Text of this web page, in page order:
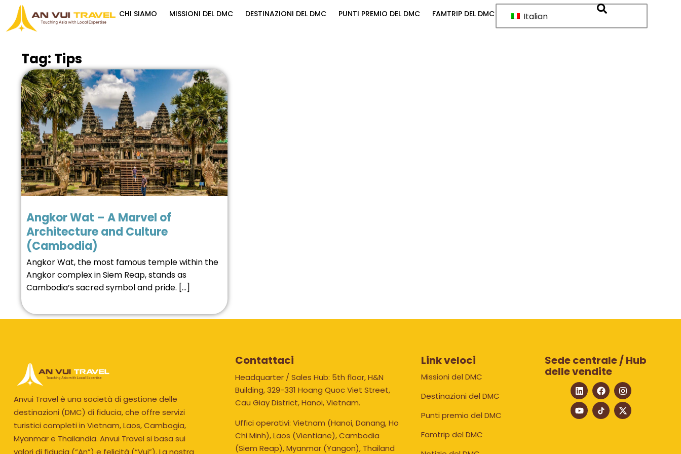
CHI SIAMO MISSIONI DEL DMC DESTINAZIONI DEL DMC PUNTI PREMIO DEL DMC FAMTRIP DEL DMC Italian
Tag: Tips
Angkor Wat – A Marvel of
Architecture and Culture
(Cambodia)
Angkor Wat, the most famous temple within the
Angkor complex in Siem Reap, stands as
Cambodia’s sacred symbol and pride. […]
Anvui Travel è una società di gestione delle
destinazioni (DMC) di fiducia, che offre servizi
turistici completi in Vietnam, Laos, Cambogia,
Myanmar e Thailandia. Anvui Travel si basa sui
valori di fiducia (“An”) e felicità (“Vui”). La nostra
Contattaci
Headquarter / Sales Hub: 5th floor, H&N
Building, 329-331 Hoang Quoc Viet Street,
Cau Giay District, Hanoi, Vietnam.
Uffici operativi: Vietnam (Hanoi, Danang, Ho
Chi Minh), Laos (Vientiane), Cambodia
(Siem Reap), Myanmar (Yangon), Thailand
Link veloci
Missioni del DMC
Destinazioni del DMC
Punti premio del DMC
Famtrip del DMC
Sede centrale / Hub
delle vendite